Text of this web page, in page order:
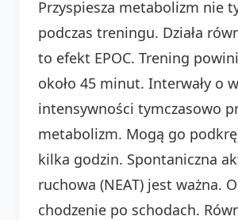
Przyspiesza metabolizm nie
podczas treningu. Działa
to efekt EPOC. Trening
około 45 minut. Interwały o
intensywności tymczasowo
metabolizm. Mogą go
kilka godzin. Spontaniczna
ruchowa (NEAT) jest ważna.
chodzenie po schodach.